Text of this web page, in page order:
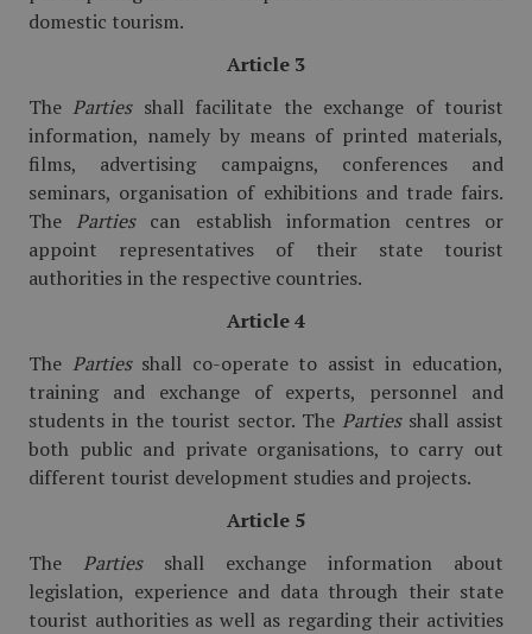
domestic tourism.
Article 3
ThePartiesshall facilitate the exchange of tourist
information, namely by means of printed materials,
films, advertising campaigns, conferences and
seminars, organisation of exhibitions and trade fairs.
ThePartiescan establish information centres or
appoint representatives of their state tourist
authorities in the respective countries.
Article 4
The Partiesshall co-operate to assist in education,
training and exchange of experts, personnel and
students in the tourist sector. The Partiesshall assist
both public and private organisations, to carry out
different tourist development studies and projects.
Article 5
The Partiesshall exchange information about
legislation, experience and data through their state
tourist authorities as well as regarding their activities